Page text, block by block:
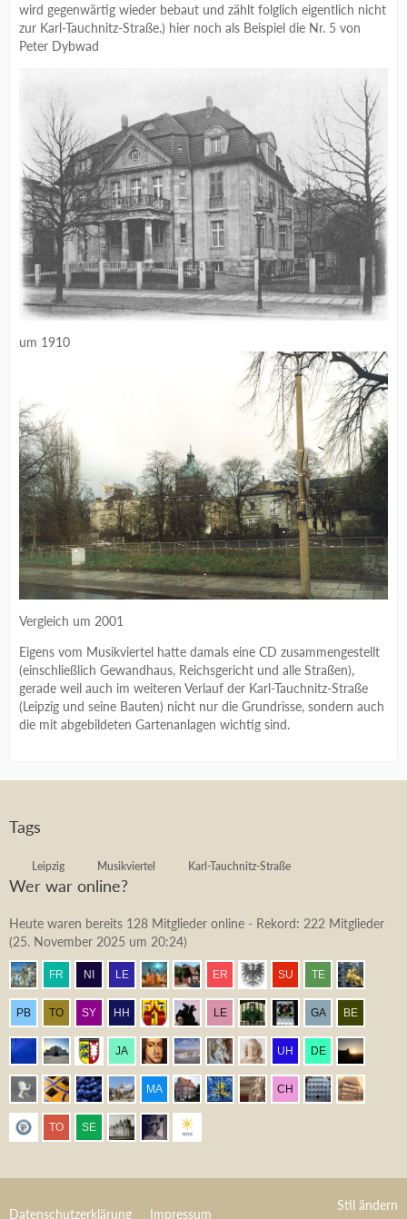
wird gegenwärtig wieder bebaut und zählt folglich eigentlich nicht
zur Karl-Tauchnitz-Straße.) hier noch als Beispiel die Nr. 5 von
Peter Dybwad
um 1910
Vergleich um 2001
Eigens vom Musikviertel hatte damals eine CD zusammengestellt
(einschließlich Gewandhaus, Reichsgericht und alle Straßen),
gerade weil auch im weiteren Verlauf der Karl-Tauchnitz-Straße
(Leipzig und seine Bauten) nicht nur die Grundrisse, sondern auch
die mit abgebildeten Gartenanlagen wichtig sind.
Tags
Leipzig Musikviertel Karl-Tauchnitz-Straße
Wer war online?
Heute waren bereits 128 Mitglieder online - Rekord: 222 Mitglieder
(25. November 2025 um 20:24)
Stil ändern
Datenschutzerklärung Impressum